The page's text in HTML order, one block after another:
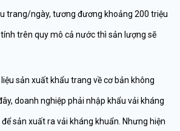
trang/ngày, tương đương khoảng 200 triệu
trên quy mô cả nước thì sản lượng sẽ
sản xuất khẩu trang về cơ bản không
doanh nghiệp phải nhập khẩu vải kháng
sản xuất ra vải kháng khuẩn. Nhưng hiện